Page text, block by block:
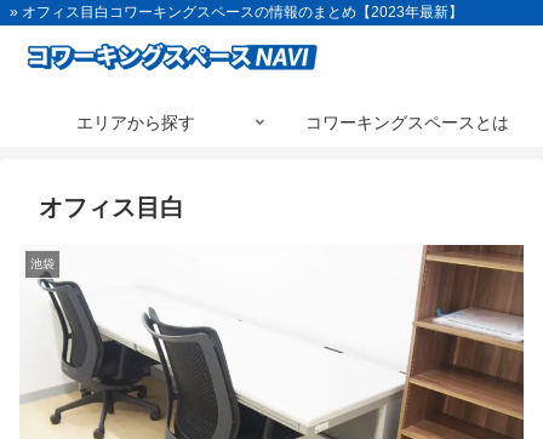
» オフィス目白コワーキングスペースの情報のまとめ【2023年最新】
エリアから探す コワーキングスペースとは
オフィス目白
池袋